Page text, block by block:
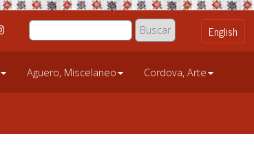
Aguero, Miscelaneo Cordova, Arte